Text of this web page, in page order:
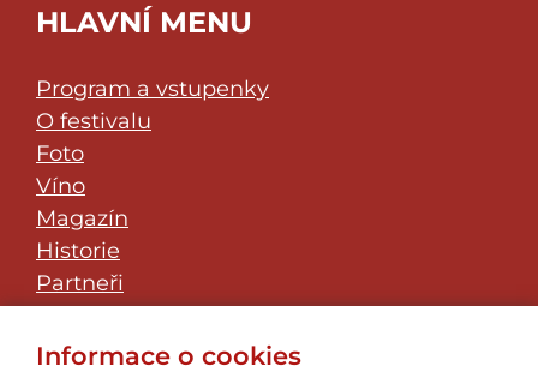
HLAVNÍ MENU
Program a vstupenky
O festivalu
Foto
Víno
Magazín
Historie
Partneři
Klub přátel
JazzFest Znojmo
Informace o cookies